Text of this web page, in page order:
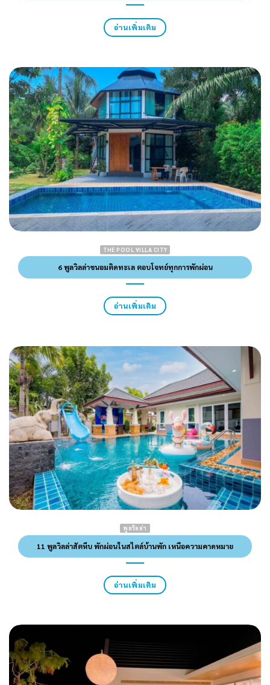
อ่านเพิ่มเติม
THE POOL VILLA CITY
6 พูลวิลล่าขนอมติดทะเล ตอบโจทย์ทุกการพักผ่อน
อ่านเพิ่มเติม
พูลวิลล่า
11 พูลวิลล่าสัตหีบ พักผ่อนในสไตล์บ้านพัก เหนือความคาดหมาย
อ่านเพิ่มเติม